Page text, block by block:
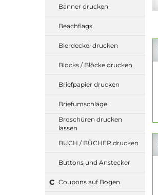
Banner drucken
Beachflags
Bierdeckel drucken
Blocks / Blöcke drucken
Briefpapier drucken
Briefumschläge
Broschüren drucken
lassen
BUCH / BÜCHER drucken
Buttons und Anstecker
C Coupons auf Bogen